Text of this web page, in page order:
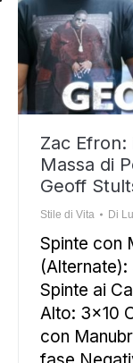
Zac
Massa di
Geoff
Stile di Vita Di
Spinte con
Spinte ai
Alto: 3×10
con